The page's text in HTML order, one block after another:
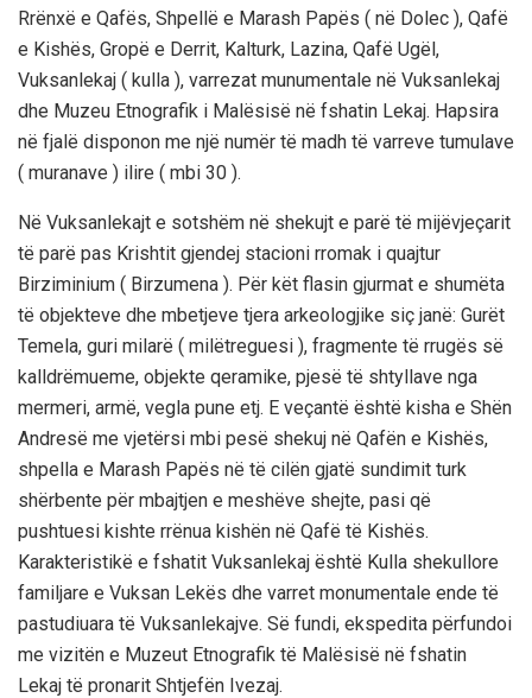
Rrënxë e Qafës, Shpellë e Marash Papës ( në Dolec ), Qafë
e Kishës, Gropë e Derrit, Kalturk, Lazina, Qafë Ugël,
Vuksanlekaj ( kulla ), varrezat munumentale në Vuksanlekaj
dhe Muzeu Etnografik i Malësisë në fshatin Lekaj. Hapsira
në fjalë disponon me një numër të madh të varreve tumulave
( muranave ) ilire ( mbi 30 ).
Në Vuksanlekajt e sotshëm në shekujt e parë të mijëvjeçarit
të parë pas Krishtit gjendej stacioni rromak i quajtur
Birziminium ( Birzumena ). Për kët flasin gjurmat e shumëta
të objekteve dhe mbetjeve tjera arkeologjike siç janë: Gurët
Temela, guri milarë ( milëtreguesi ), fragmente të rrugës së
kalldrëmueme, objekte qeramike, pjesë të shtyllave nga
mermeri, armë, vegla pune etj. E veçantë është kisha e Shën
Andresë me vjetërsi mbi pesë shekuj në Qafën e Kishës,
shpella e Marash Papës në të cilën gjatë sundimit turk
shërbente për mbajtjen e meshëve shejte, pasi që
pushtuesi kishte rrënua kishën në Qafë të Kishës.
Karakteristikë e fshatit Vuksanlekaj është Kulla shekullore
familjare e Vuksan Lekës dhe varret monumentale ende të
pastudiuara të Vuksanlekajve. Së fundi, ekspedita përfundoi
me vizitën e Muzeut Etnografik të Malësisë në fshatin
Lekaj të pronarit Shtjefën Ivezaj.